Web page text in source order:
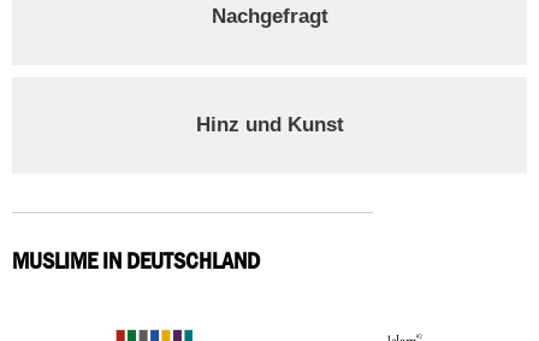
Nachgefragt
Hinz und Kunst
MUSLIME IN DEUTSCHLAND